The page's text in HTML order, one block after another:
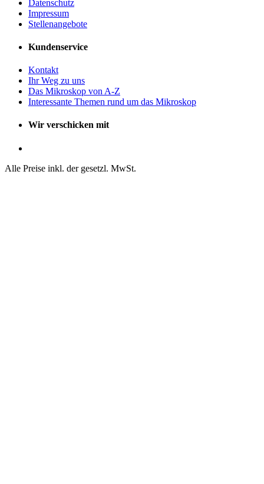
Datenschutz
Impressum
Stellenangebote
Kundenservice
Kontakt
Ihr Weg zu uns
Das Mikroskop von A-Z
Interessante Themen rund um das Mikroskop
Wir verschicken mit
Alle Preise inkl. der gesetzl. MwSt.